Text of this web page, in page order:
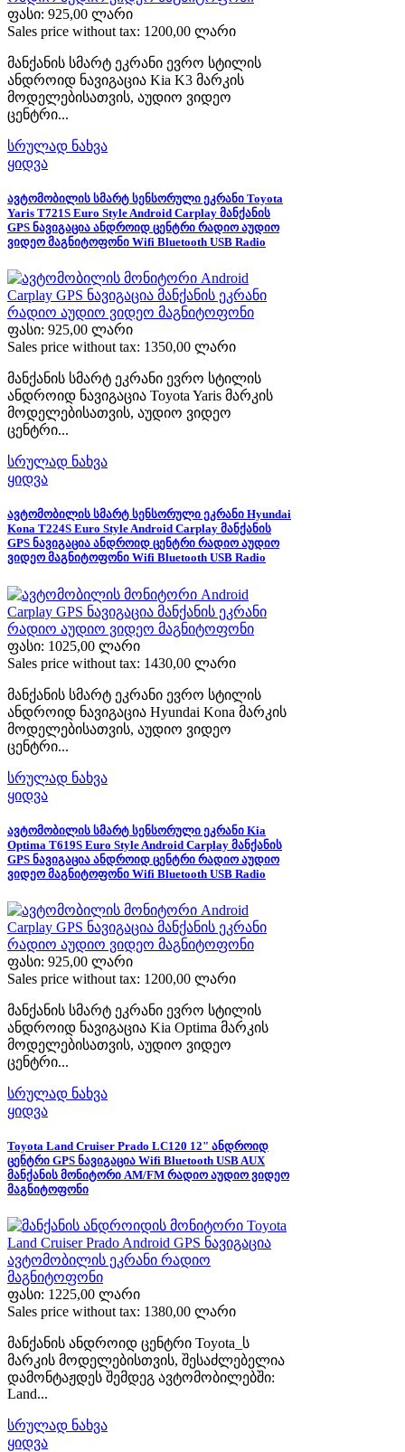
ფასი: 925,00 ლარი
Sales price without tax: 1200,00 ლარი
მანქანის სმარტ ეკრანი ევრო სტილის
ანდროიდ ნავიგაცია Kia K3 მარკის
მოდელებისათვის, აუდიო ვიდეო
ცენტრი...
სრულად ნახვა
ყიდვა
ავტომობილის სმარტ სენსორული ეკრანი Toyota
Yaris T721S Euro Style Android Carplay მანქანის
GPS ნავიგაცია ანდროიდ ცენტრი რადიო აუდიო
ვიდეო მაგნიტოფონი Wifi Bluetooth USB Radio
ფასი: 925,00 ლარი
Sales price without tax: 1350,00 ლარი
მანქანის სმარტ ეკრანი ევრო სტილის
ანდროიდ ნავიგაცია Toyota Yaris მარკის
მოდელებისათვის, აუდიო ვიდეო
ცენტრი...
სრულად ნახვა
ყიდვა
ავტომობილის სმარტ სენსორული ეკრანი Hyundai
Kona T224S Euro Style Android Carplay მანქანის
GPS ნავიგაცია ანდროიდ ცენტრი რადიო აუდიო
ვიდეო მაგნიტოფონი Wifi Bluetooth USB Radio
ფასი: 1025,00 ლარი
Sales price without tax: 1430,00 ლარი
მანქანის სმარტ ეკრანი ევრო სტილის
ანდროიდ ნავიგაცია Hyundai Kona მარკის
მოდელებისათვის, აუდიო ვიდეო
ცენტრი...
სრულად ნახვა
ყიდვა
ავტომობილის სმარტ სენსორული ეკრანი Kia
Optima T619S Euro Style Android Carplay მანქანის
GPS ნავიგაცია ანდროიდ ცენტრი რადიო აუდიო
ვიდეო მაგნიტოფონი Wifi Bluetooth USB Radio
ფასი: 925,00 ლარი
Sales price without tax: 1200,00 ლარი
მანქანის სმარტ ეკრანი ევრო სტილის
ანდროიდ ნავიგაცია Kia Optima მარკის
მოდელებისათვის, აუდიო ვიდეო
ცენტრი...
სრულად ნახვა
ყიდვა
Toyota Land Cruiser Prado LC120 12" ანდროიდ
ცენტრი GPS ნავიგაცია Wifi Bluetooth USB AUX
მანქანის მონიტორი AM/FM რადიო აუდიო ვიდეო
მაგნიტოფონი
ფასი: 1225,00 ლარი
Sales price without tax: 1380,00 ლარი
მანქანის ანდროიდ ცენტრი Toyota_ს
მარკის მოდელებისთვის, შესაძლებელია
დამონტაჟდეს შემდეგ ავტომობილებში:
Land...
სრულად ნახვა
ყიდვა